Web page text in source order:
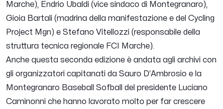
Marche), Endrio Ubaldi (vice sindaco di Montegranaro),
Gioia Bartali (madrina della manifestazione e del Cycling
Project Mgn) e Stefano Vitellozzi (responsabile della
struttura tecnica regionale FCI Marche).
Anche questa seconda edizione è andata agli archivi con
gli organizzatori capitanati da Sauro D’Ambrosio e la
Montegranaro Baseball Sofball del presidente Luciano
Caminonni che hanno lavorato molto per far crescere